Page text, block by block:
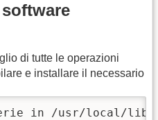
di tutte le operazioni
e installare il necessario
in /usr/local/lib